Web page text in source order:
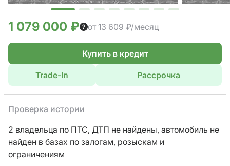
1 079 000 ₽ от 13 609 ₽/месяц
Купить в кредит
Trade-In Рассрочка
Проверка истории
2 владельца по ПТС, ДТП не найдены, автомобиль не
найден в базах по залогам, розыскам и
ограничениям